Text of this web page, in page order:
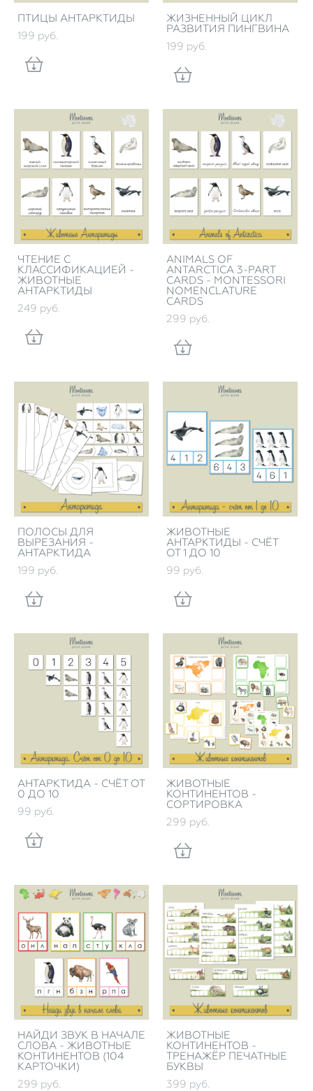
ПТИЦЫ АНТАРКТИДЫ
199 pуб.
ЖИЗНЕННЫЙ ЦИКЛ
РАЗВИТИЯ ПИНГВИНА
199 pуб.
ЧТЕНИЕ С
КЛАССИФИКАЦИЕЙ -
ЖИВОТНЫЕ
АНТАРКТИДЫ
249 pуб.
ANIMALS OF
ANTARCTICA 3-PART
CARDS - MONTESSORI
NOMENCLATURE
CARDS
299 pуб.
ПОЛОСЫ ДЛЯ
ВЫРЕЗАНИЯ -
АНТАРКТИДА
199 pуб.
ЖИВОТНЫЕ
АНТАРКТИДЫ - СЧЁТ
ОТ 1 ДО 10
99 pуб.
АНТАРКТИДА - СЧЁТ ОТ
0 ДО 10
99 pуб.
ЖИВОТНЫЕ
КОНТИНЕНТОВ -
СОРТИРОВКА
299 pуб.
НАЙДИ ЗВУК В НАЧАЛЕ
СЛОВА - ЖИВОТНЫЕ
КОНТИНЕНТОВ (104
КАРТОЧКИ)
299 pуб.
ЖИВОТНЫЕ
КОНТИНЕНТОВ -
ТРЕНАЖЁР ПЕЧАТНЫЕ
БУКВЫ
399 pуб.